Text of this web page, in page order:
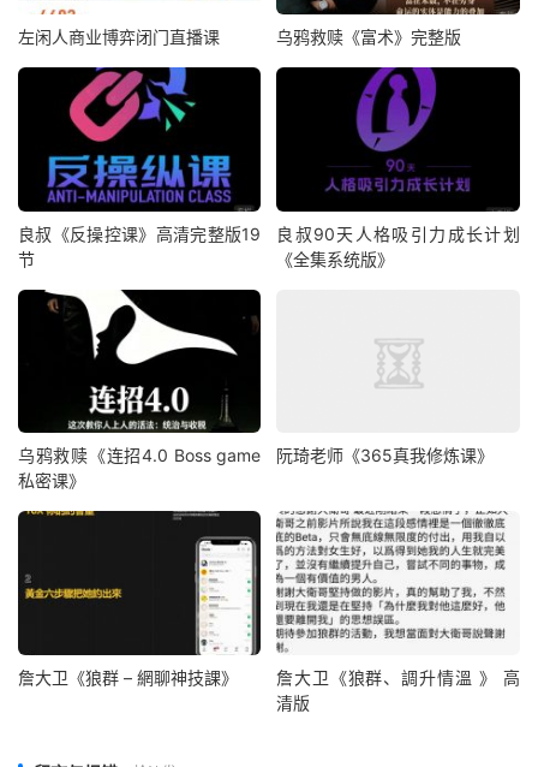
左闲人商业博弈闭门直播课 乌鸦救赎《富术》完整版
良叔《反操控课》高清完整版19
节
良叔90天人格吸引力成长计划
《全集系统版》
乌鸦救赎《连招4.0 Boss game
私密课》
阮琦老师《365真我修炼课》
詹大卫《狼群 – 網聊神技課》
詹大卫《狼群、調升情‬溫 》 高
清版